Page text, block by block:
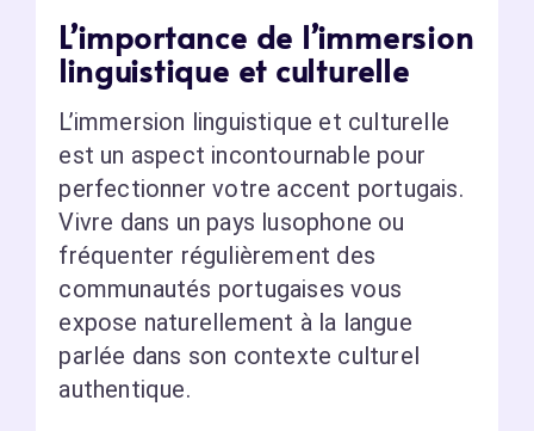
L’importance de l’immersion
linguistique et culturelle
L’immersion linguistique et culturelle
est un aspect incontournable pour
perfectionner votre accent portugais.
Vivre dans un pays lusophone ou
fréquenter régulièrement des
communautés portugaises vous
expose naturellement à la langue
parlée dans son contexte culturel
authentique.